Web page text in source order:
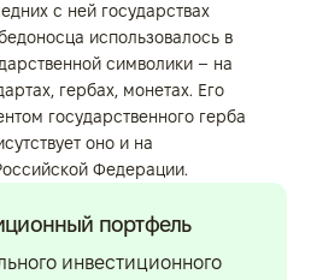
с ней государствах
использовалось в
символики – на
гербах, монетах. Его
государственного герба
оно и на
Федерации.
портфель
инвестиционного